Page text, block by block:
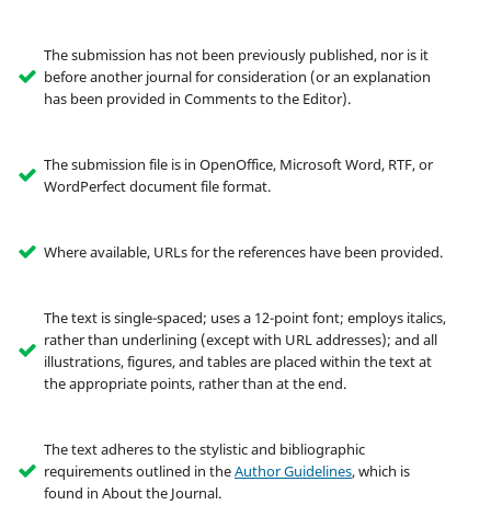
The submission has not been previously published, nor is it
before another journal for consideration (or an explanation
has been provided in Comments to the Editor).
The submission file is in OpenOffice, Microsoft Word, RTF, or
WordPerfect document file format.
Where available, URLs for the references have been provided.
The text is single-spaced; uses a 12-point font; employs italics,
rather than underlining (except with URL addresses); and all
illustrations, figures, and tables are placed within the text at
the appropriate points, rather than at the end.
The text adheres to the stylistic and bibliographic
requirements outlined in theAuthor Guidelines, which is
found in About the Journal.